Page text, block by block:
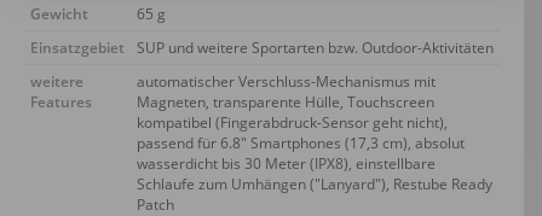
Gewicht
65 g
Einsatzgebiet
SUP und weitere Sportarten bzw. Outdoor-Aktivitäten
weitere
Features
automatischer Verschluss-Mechanismus mit
Magneten, transparente Hülle, Touchscreen
kompatibel (Fingerabdruck-Sensor geht nicht),
passend für 6.8" Smartphones (17,3 cm), absolut
wasserdicht bis 30 Meter (IPX8), einstellbare
Schlaufe zum Umhängen ("Lanyard"), Restube Ready
Patch